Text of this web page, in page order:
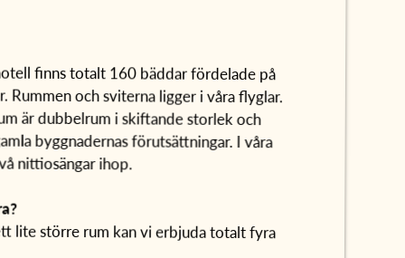
finns totalt 160 bäddar fördelade på
och sviterna ligger i våra flyglar.
är dubbelrum i skiftande storlek och
byggnadernas förutsättningar. I våra
nittiosängar ihop.
lite större rum kan vi erbjuda totalt fyra